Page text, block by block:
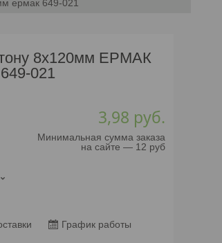
ермак 649-021
8х120мм ЕРМАК
649-021
3,98 руб.
Минимальная сумма заказа
на сайте — 12 руб
График работы